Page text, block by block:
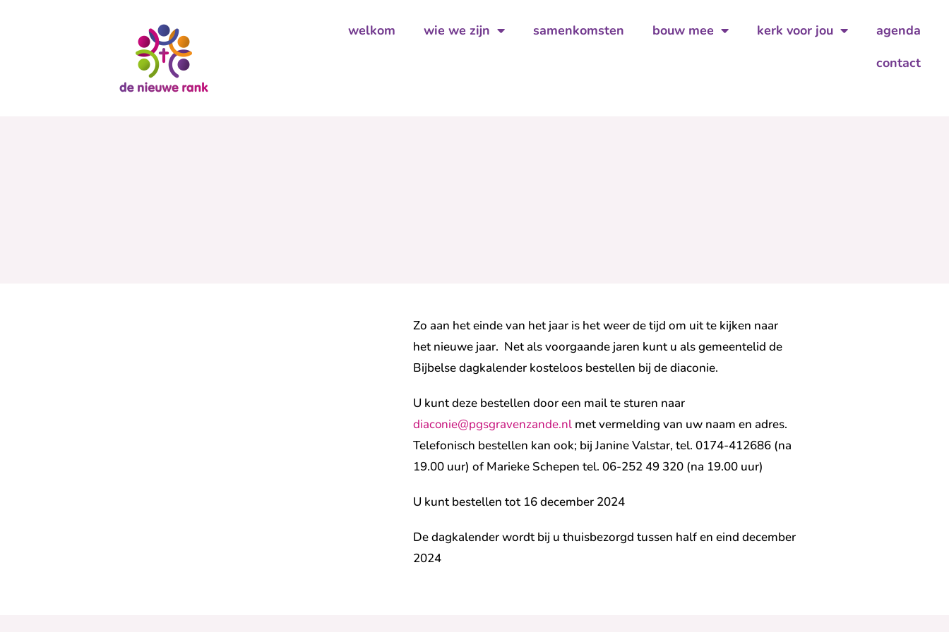
welkom wie we zijn samenkomsten bouw mee kerk voor jou
agenda
contact
Zo aan het einde van het jaar is het weer de tijd om uit te kijken naar
het nieuwe jaar. Net als voorgaande jaren kunt u als gemeentelid de
Bijbelse dagkalender kosteloos bestellen bij de diaconie.
U kunt deze bestellen door een mail te sturen naar
diaconie@pgsgravenzande.nl met vermelding van uw naam en adres.
Telefonisch bestellen kan ook; bij Janine Valstar, tel. 0174-412686 (na
19.00 uur) of Marieke Schepen tel. 06-252 49 320 (na 19.00 uur)
U kunt bestellen tot 16 december 2024
De dagkalender wordt bij u thuisbezorgd tussen half en eind december
2024